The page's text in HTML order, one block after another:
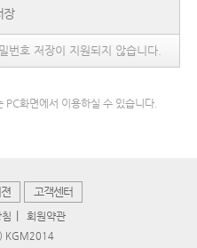
장
번호 저장이 지원되지 않습니다.
화면에서 이용하실 수 있습니다.
고객센터
회원약관
KGM2014